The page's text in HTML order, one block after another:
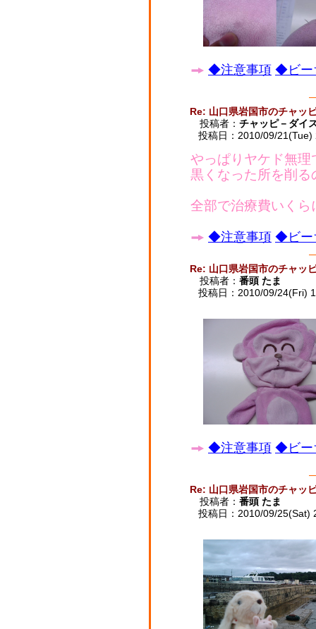
◆注意事項 ◆ビー
Re: 山口県岩国市のチャッ
投稿者： チャッピ－ダイ
投稿日：2010/09/
やっぱりヤケド無理
黒くなった所を削
全部で治療費いくら
◆注意事項 ◆ビー
Re: 山口県岩国市のチャッ
投稿者： 番頭 たま
投稿日：2010/09/24(Fri)
◆注意事項 ◆ビー
Re: 山口県岩国市のチャッ
投稿者： 番頭 たま
投稿日：2010/09/25(Sat)